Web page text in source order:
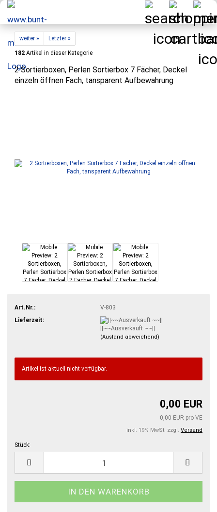
weiter » Letzter »
182 Artikel in dieser Kategorie
2 Sortierboxen, Perlen Sortierbox 7 Fächer, Deckel
einzeln öffnen Fach, tansparent Aufbewahrung
Art.Nr.:
V-803
Lieferzeit:
||~~Ausverkauft ~~||
(Ausland abweichend)
Artikel ist aktuell nicht verfügbar.
0,00 EUR
0,00 EUR pro VE
inkl. 19% MwSt. zzgl. Versand
Stück: